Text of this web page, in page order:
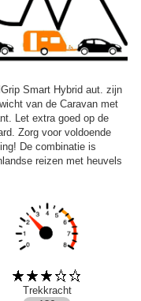
Smart Hybrid aut. zijn
van de Caravan met
Let extra goed op de
Zorg voor voldoende
De combinatie is
reizen met heuvels
Trekkracht